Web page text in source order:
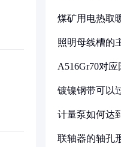
煤矿用电热取
照明母线槽的
A516Gr70对
镀镍钢带可以
计量泵如何达
联轴器的轴孔